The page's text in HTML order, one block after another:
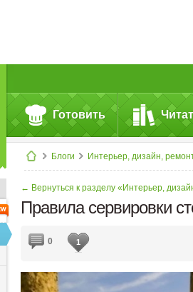
Готовить
Блоги Интерьер, дизайн,
← Вернуться к разделу «Интерьер,
Правила сервировки
0 1